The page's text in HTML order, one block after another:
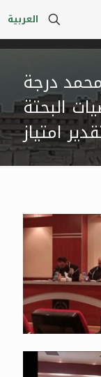
العربية
محمد درجة
البحتة
امتياز